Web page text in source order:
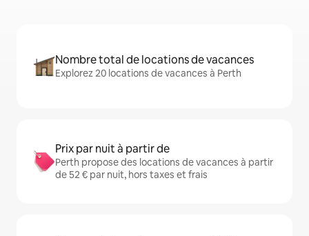
Nombre total de locations de vacances
Explorez 20 locations de vacances à Perth
Prix par nuit à partir de
Perth propose des locations de vacances à partir
de 52 € par nuit, hors taxes et frais